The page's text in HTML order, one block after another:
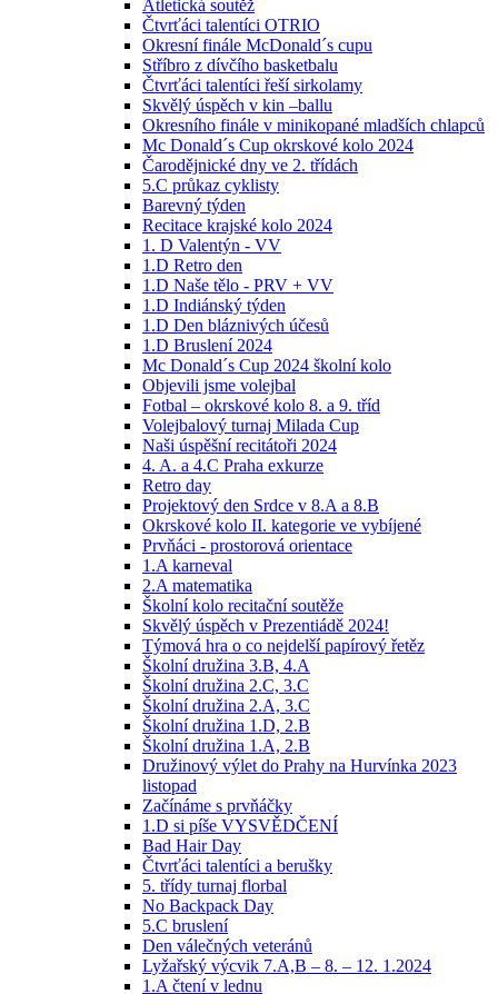
Atletická soutěž
Čtvrťáci talentíci OTRIO
Okresní finále McDonald´s cupu
Stříbro z dívčího basketbalu
Čtvrťáci talentíci řeší sirkolamy
Skvělý úspěch v kin –ballu
Okresního finále v minikopané mladších chlapců
Mc Donald´s Cup okrskové kolo 2024
Čarodějnické dny ve 2. třídách
5.C průkaz cyklisty
Barevný týden
Recitace krajské kolo 2024
1. D Valentýn - VV
1.D Retro den
1.D Naše tělo - PRV + VV
1.D Indiánský týden
1.D Den bláznivých účesů
1.D Bruslení 2024
Mc Donald´s Cup 2024 školní kolo
Objevili jsme volejbal
Fotbal – okrskové kolo 8. a 9. tříd
Volejbalový turnaj Milada Cup
Naši úspěšní recitátoři 2024
4. A. a 4.C Praha exkurze
Retro day
Projektový den Srdce v 8.A a 8.B
Okrskové kolo II. kategorie ve vybíjené
Prvňáci - prostorová orientace
1.A karneval
2.A matematika
Školní kolo recitační soutěže
Skvělý úspěch v Prezentiádě 2024!
Týmová hra o co nejdelší papírový řetěz
Školní družina 3.B, 4.A
Školní družina 2.C, 3.C
Školní družina 2.A, 3.C
Školní družina 1.D, 2.B
Školní družina 1.A, 2.B
Družinový výlet do Prahy na Hurvínka 2023
listopad
Začínáme s prvňáčky
1.D si píše VYSVĚDČENÍ
Bad Hair Day
Čtvrťáci talentíci a berušky
5. třídy turnaj florbal
No Backpack Day
5.C bruslení
Den válečných veteránů
Lyžařský výcvik 7.A,B – 8. – 12. 1.2024
1.A čtení v lednu